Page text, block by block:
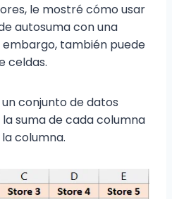
le mostré cómo usar
autosuma con una
embargo, también puede
celdas.
conjunto de datos
suma de cada columna
columna.